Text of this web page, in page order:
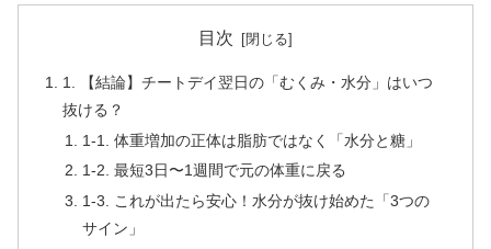
目次
1. 【結論】チートデイ翌日の「むくみ・水分」はいつ
抜ける？
1-1. 体重増加の正体は脂肪ではなく「水分と糖」
1-2. 最短3日〜1週間で元の体重に戻る
1-3. これが出たら安心！水分が抜け始めた「3つの
サイン」